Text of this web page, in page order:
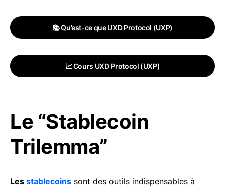
📚 Qu’est-ce que UXD Protocol (UXP)
📈 Cours UXD Protocol (UXP)
Le “Stablecoin
Trilemma”
Les stablecoins sont des outils indispensables à